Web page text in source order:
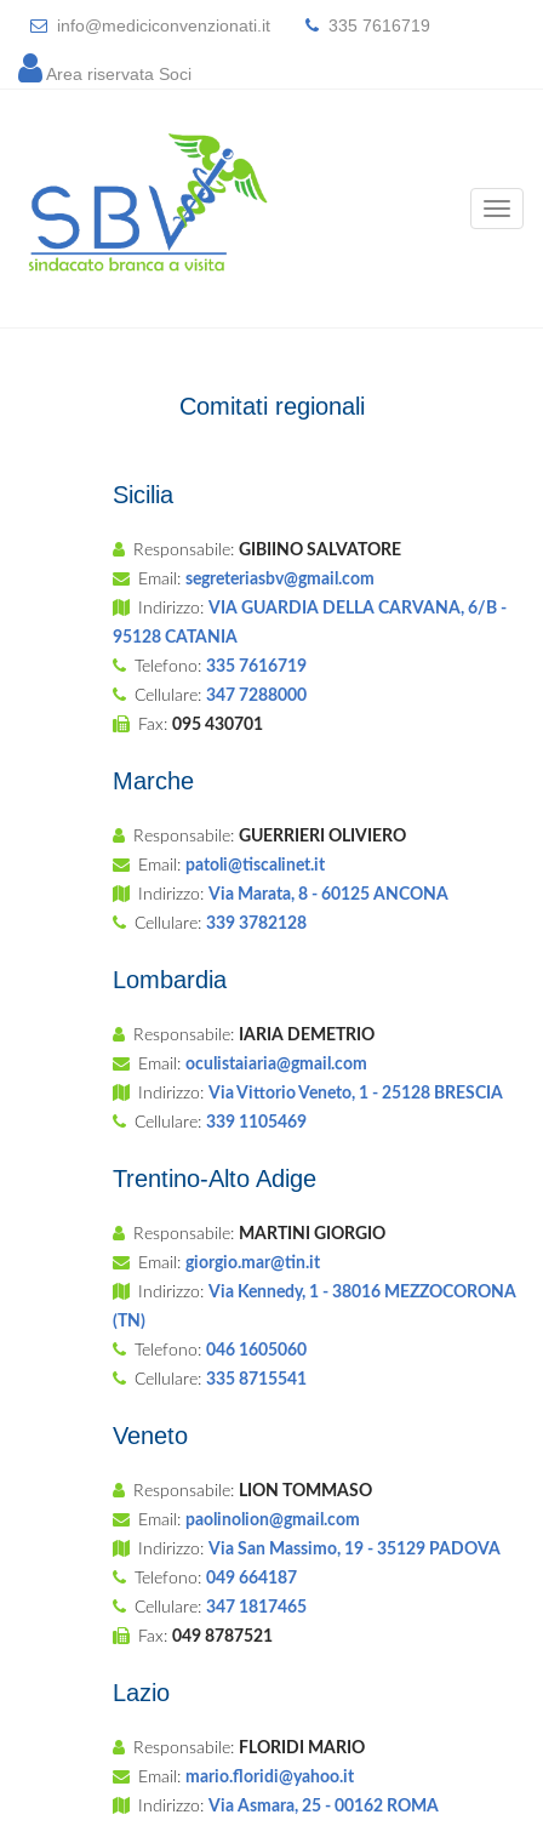
info@mediciconvenzionati.it 335 7616719
Area riservata Soci
Comitati regionali
Sicilia
Responsabile: GIBIINO SALVATORE
Email: segreteriasbv@gmail.com
Indirizzo: VIA GUARDIA DELLA CARVANA, 6/B -
95128 CATANIA
Telefono: 335 7616719
Cellulare: 347 7288000
Fax: 095 430701
Marche
Responsabile: GUERRIERI OLIVIERO
Email: patoli@tiscalinet.it
Indirizzo: Via Marata, 8 - 60125 ANCONA
Cellulare: 339 3782128
Lombardia
Responsabile: IARIA DEMETRIO
Email: oculistaiaria@gmail.com
Indirizzo: Via Vittorio Veneto, 1 - 25128 BRESCIA
Cellulare: 339 1105469
Trentino-Alto Adige
Responsabile: MARTINI GIORGIO
Email: giorgio.mar@tin.it
Indirizzo: Via Kennedy, 1 - 38016 MEZZOCORONA
(TN)
Telefono: 046 1605060
Cellulare: 335 8715541
Veneto
Responsabile: LION TOMMASO
Email: paolinolion@gmail.com
Indirizzo: Via San Massimo, 19 - 35129 PADOVA
Telefono: 049 664187
Cellulare: 347 1817465
Fax: 049 8787521
Lazio
Responsabile: FLORIDI MARIO
Email: mario.floridi@yahoo.it
Indirizzo: Via Asmara, 25 - 00162 ROMA